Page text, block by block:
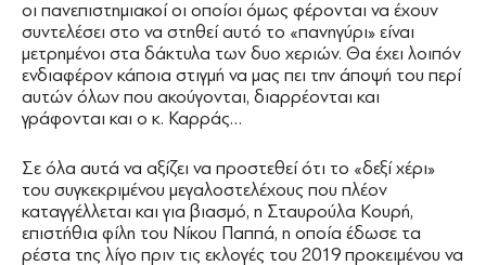
οι πανεπιστημιακοί οι οποίοι όμως φέρονται να έχουν
συντελέσει στο να στηθεί αυτό το «πανηγύρι» είναι
μετρημένοι στα δάκτυλα των δυο χεριών. Θα έχει λοιπόν
ενδιαφέρον κάποια στιγμή να μας πει την άποψή του περί
αυτών όλων που ακούγονται, διαρρέονται και
γράφονται και ο κ. Καρράς…
Σε όλα αυτά να αξίζει να προστεθεί ότι το «δεξί χέρι»
του συγκεκριμένου μεγαλοστελέχους που πλέον
καταγγέλλεται και για βιασμό, η Σταυρούλα Κουρή,
επιστήθια φίλη του Νίκου Παππά, η οποία έδωσε τα
ρέστα της λίγο πριν τις εκλογές του 2019 προκειμένου να